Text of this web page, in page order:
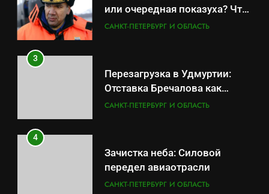
или очередная показуха? Что
скрывает российский ВМФ
САНКТ-ПЕТЕРБУРГ И ОБЛАСТЬ
3
Перезагрузка в Удмуртии:
Отставка Бречалова как
результат управленческих
САНКТ-ПЕТЕРБУРГ И ОБЛАСТЬ
4
Зачистка неба: Силовой
передел авиаотрасли
САНКТ-ПЕТЕРБУРГ И ОБЛАСТЬ